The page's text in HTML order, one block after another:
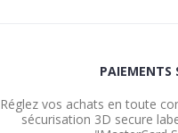
PAIEMENTS
Réglez vos achats en toute
sécurisation 3D secure